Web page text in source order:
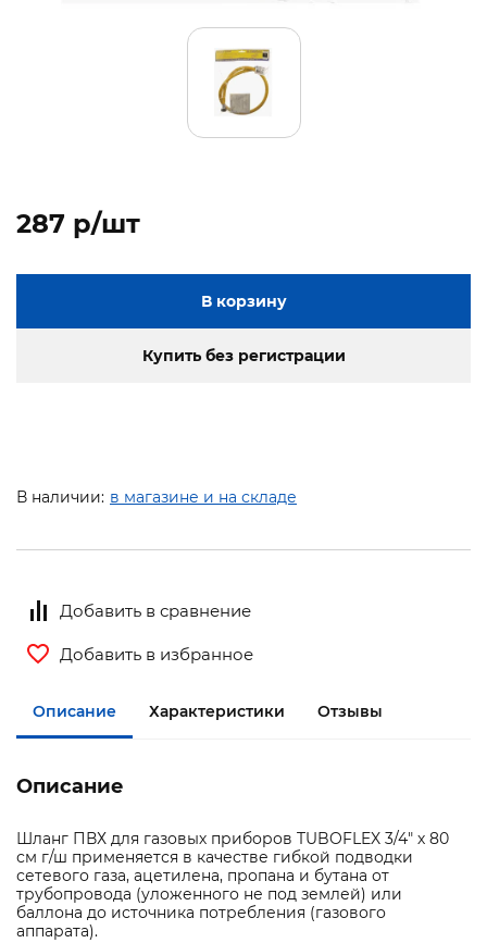
287 p/шт
В корзину
Купить без регистрации
В наличии: в магазине и на складе
Добавить в сравнение
Добавить в избранное
Описание Характеристики Отзывы
Описание
Шланг ПВХ для газовых приборов TUBOFLEX 3/4" х 80
см г/ш применяется в качестве гибкой подводки
сетевого газа, ацетилена, пропана и бутана от
трубопровода (уложенного не под землей) или
баллона до источника потребления (газового
аппарата).